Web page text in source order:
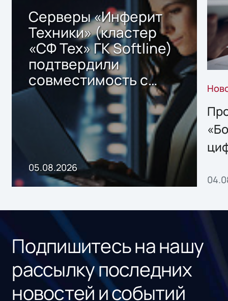
Серверы «Инферит
Техники» (кластер
«СФ Тех» ГК Softline)
подтвердили
совместимость с
решением Sharx
Storage 2.x для
хранения данных
05.08.2026
Подпишитесь на нашу
рассылку последних
новостей и событий